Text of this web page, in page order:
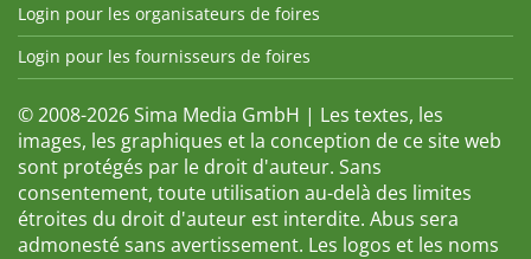
Login pour les organisateurs de foires
Login pour les fournisseurs de foires
© 2008-2026 Sima Media GmbH | Les textes, les
images, les graphiques et la conception de ce site web
sont protégés par le droit d'auteur. Sans
consentement, toute utilisation au-delà des limites
étroites du droit d'auteur est interdite. Abus sera
admonesté sans avertissement. Les logos et les noms